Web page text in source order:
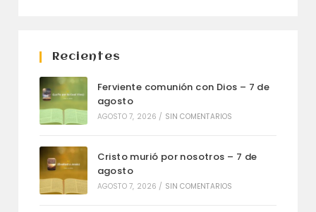
Recientes
Ferviente comunión con Dios – 7 de
agosto
AGOSTO 7, 2026 / SIN COMENTARIOS
Cristo murió por nosotros – 7 de
agosto
AGOSTO 7, 2026 / SIN COMENTARIOS